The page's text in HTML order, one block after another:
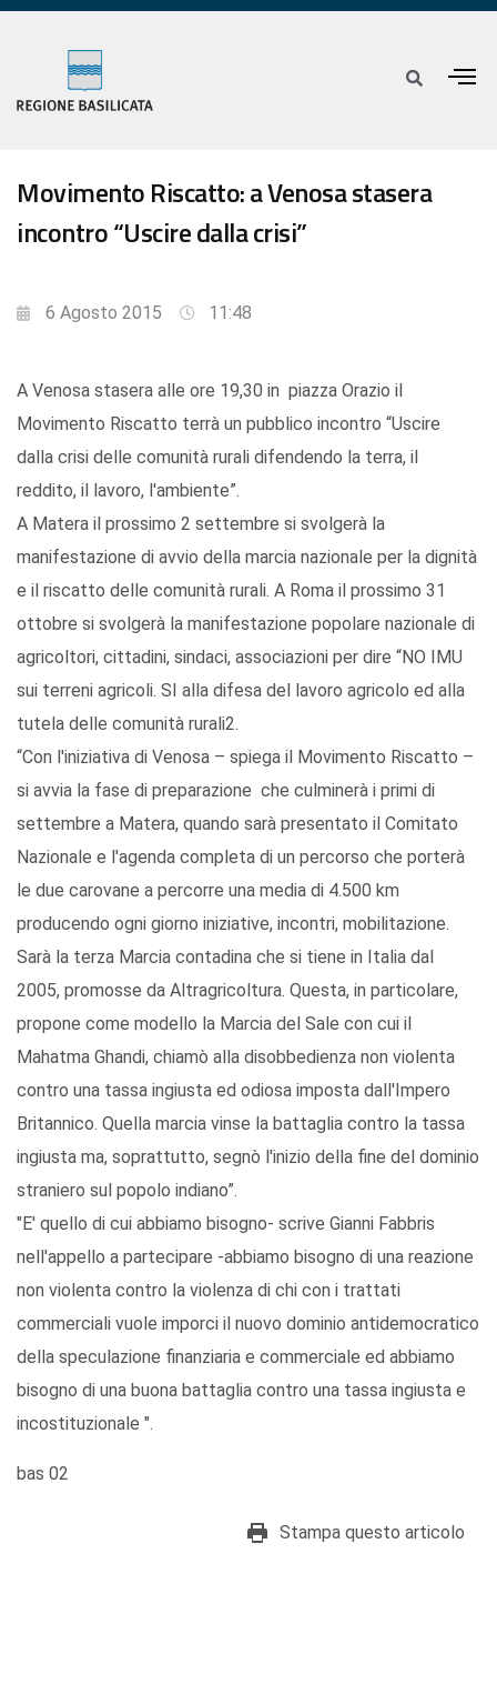
Movimento Riscatto: a Venosa stasera
incontro “Uscire dalla crisi”
6 Agosto 2015 11:48
A Venosa stasera alle ore 19,30 in piazza Orazio il
Movimento Riscatto terrà un pubblico incontro “Uscire
dalla crisi delle comunità rurali difendendo la terra, il
reddito, il lavoro, l'ambiente”.
A Matera il prossimo 2 settembre si svolgerà la
manifestazione di avvio della marcia nazionale per la dignità
e il riscatto delle comunità rurali. A Roma il prossimo 31
ottobre si svolgerà la manifestazione popolare nazionale di
agricoltori, cittadini, sindaci, associazioni per dire “NO IMU
sui terreni agricoli. SI alla difesa del lavoro agricolo ed alla
tutela delle comunità rurali2.
“Con l'iniziativa di Venosa – spiega il Movimento Riscatto –
si avvia la fase di preparazione che culminerà i primi di
settembre a Matera, quando sarà presentato il Comitato
Nazionale e l'agenda completa di un percorso che porterà
le due carovane a percorre una media di 4.500 km
producendo ogni giorno iniziative, incontri, mobilitazione.
Sarà la terza Marcia contadina che si tiene in Italia dal
2005, promosse da Altragricoltura. Questa, in particolare,
propone come modello la Marcia del Sale con cui il
Mahatma Ghandi, chiamò alla disobbedienza non violenta
contro una tassa ingiusta ed odiosa imposta dall'Impero
Britannico. Quella marcia vinse la battaglia contro la tassa
ingiusta ma, soprattutto, segnò l'inizio della fine del dominio
straniero sul popolo indiano”.
"E' quello di cui abbiamo bisogno- scrive Gianni Fabbris
nell'appello a partecipare -abbiamo bisogno di una reazione
non violenta contro la violenza di chi con i trattati
commerciali vuole imporci il nuovo dominio antidemocratico
della speculazione finanziaria e commerciale ed abbiamo
bisogno di una buona battaglia contro una tassa ingiusta e
incostituzionale ".
bas 02
Stampa questo articolo